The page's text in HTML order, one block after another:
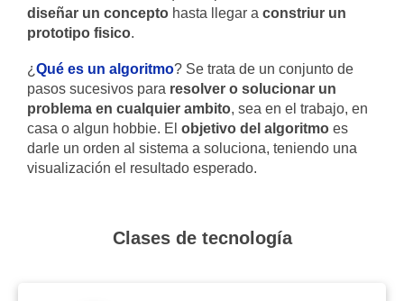
diseñar un concepto hasta llegar a constriur un
prototipo fisico.
¿ Qué es un algoritmo? Se trata de un conjunto de
pasos sucesivos para resolver o solucionar un
problema en cualquier ambito, sea en el trabajo, en
casa o algun hobbie. El objetivo del algoritmo es
darle un orden al sistema a soluciona, teniendo una
visualización el resultado esperado.
Clases de tecnología